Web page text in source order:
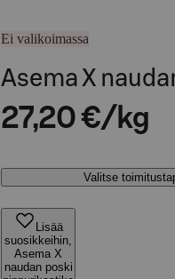
Ei valikoimassa
Asema X
27,20 €/kg
Valitse
Lisää
suosikkeihin,
Asema X
naudan poski